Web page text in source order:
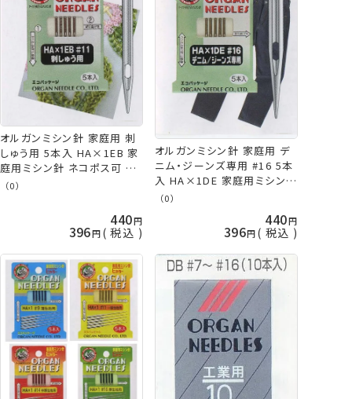
オルガンミシン針 家庭用 刺
しゅう用 5本入 HA×1EB 家
庭用ミシン針 ネコポス可 手
芸の山久
（0）
440
396 税込
オルガンミシン針 家庭用 デ
ニム・ジーンズ専用 #16 5本
入 HA×1DE 家庭用ミシン針
ネコポス可 手芸の山久
（0）
440
396 税込